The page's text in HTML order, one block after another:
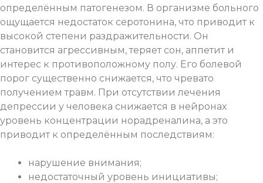
определённым патогенезом. В организме больного
ощущается недостаток серотонина, что приводит к
высокой степени раздражительности. Он
становится агрессивным, теряет сон, аппетит и
интерес к противоположному полу. Его болевой
порог существенно снижается, что чревато
получением травм. При отсутствии лечения
депрессии у человека снижается в нейронах
уровень концентрации норадреналина, а это
приводит к определённым последствиям:
нарушение внимания;
недостаточный уровень инициативы;